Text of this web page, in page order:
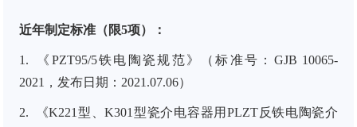
近年制定标准（限5项）：
1.
《PZT95/5铁电陶瓷规范》（标准号：GJB 10065-
2021，发布日期：2021.07.06）
2.
《K221型、K301型瓷介电容器用PLZT反铁电陶瓷介